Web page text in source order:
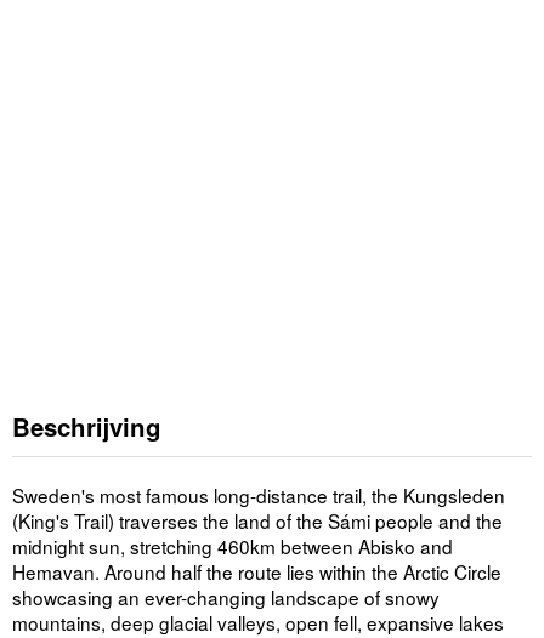
Beschrijving
Sweden's most famous long-distance trail, the Kungsleden
(King's Trail) traverses the land of the Sámi people and the
midnight sun, stretching 460km between Abisko and
Hemavan. Around half the route lies within the Arctic Circle
showcasing an ever-changing landscape of snowy
mountains, deep glacial valleys, open fell, expansive lakes